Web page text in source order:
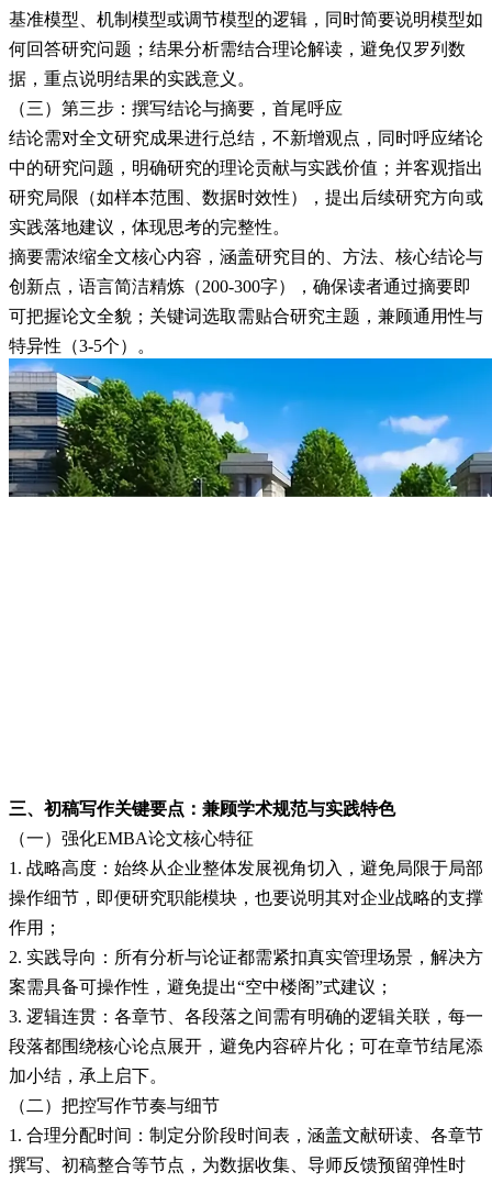
基准模型、机制模型或调节模型的逻辑，同时简要说明模型如
何回答研究问题；结果分析需结合理论解读，避免仅罗列数
据，重点说明结果的实践意义。
（三）第三步：撰写结论与摘要，首尾呼应
结论需对全文研究成果进行总结，不新增观点，同时呼应绪论
中的研究问题，明确研究的理论贡献与实践价值；并客观指出
研究局限（如样本范围、数据时效性），提出后续研究方向或
实践落地建议，体现思考的完整性。
摘要需浓缩全文核心内容，涵盖研究目的、方法、核心结论与
创新点，语言简洁精炼（200-300字），确保读者通过摘要即
可把握论文全貌；关键词选取需贴合研究主题，兼顾通用性与
特异性（3-5个）。
三、初稿写作关键要点：兼顾学术规范与实践特色
（一）强化EMBA论文核心特征
1. 战略高度：始终从企业整体发展视角切入，避免局限于局部
操作细节，即便研究职能模块，也要说明其对企业战略的支撑
作用；
2. 实践导向：所有分析与论证都需紧扣真实管理场景，解决方
案需具备可操作性，避免提出“空中楼阁”式建议；
3. 逻辑连贯：各章节、各段落之间需有明确的逻辑关联，每一
段落都围绕核心论点展开，避免内容碎片化；可在章节结尾添
加小结，承上启下。
（二）把控写作节奏与细节
1. 合理分配时间：制定分阶段时间表，涵盖文献研读、各章节
撰写、初稿整合等节点，为数据收集、导师反馈预留弹性时